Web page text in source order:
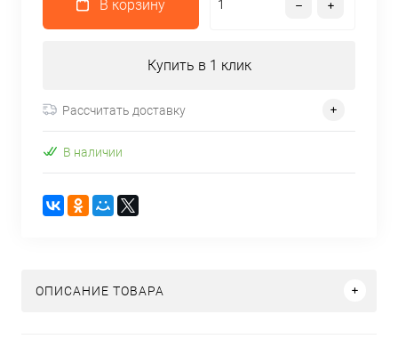
В корзину
Купить в 1 клик
Рассчитать доставку
В наличии
ОПИСАНИЕ ТОВАРА